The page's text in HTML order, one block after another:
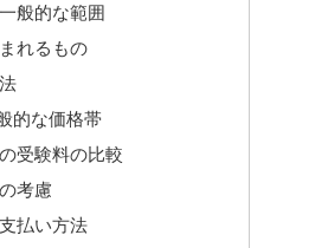
般的な範囲
れるもの
的な価格帯
受験料の比較
考慮
払い方法